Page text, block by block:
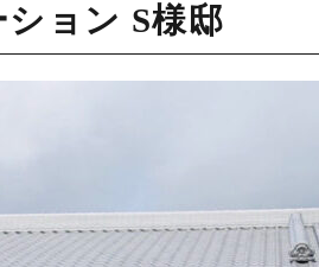
ョン S様邸